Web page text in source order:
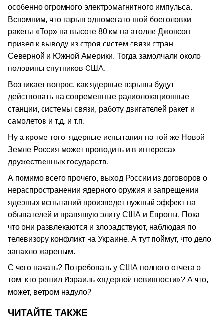
особенно огромного электромагнитного импульса.
Вспомним, что взрыв одномегатонной боеголовки
ракеты «Тор» на высоте 80 км на атолле Джонсон
привел к выводу из строя систем связи стран
Северной и Южной Америки. Тогда замолчали около
половины спутников США.
Возникает вопрос, как ядерные взрывы будут
действовать на современные радиолокационные
станции, системы связи, работу двигателей ракет и
самолетов и т.д. и т.п.
Ну а кроме того, ядерные испытания на той же Новой
Земле Россия может проводить и в интересах
дружественных государств.
А помимо всего прочего, выход России из договоров о
нераспространении ядерного оружия и запрещении
ядерных испытаний произведет нужный эффект на
обывателей и правящую элиту США и Европы. Пока
что они развлекаются и злорадствуют, наблюдая по
телевизору конфликт на Украине. А тут поймут, что дело
запахло жареным.
С чего начать? Потребовать у США полного отчета о
том, кто решил Израиль «ядерной невинности»? А что,
может, ветром надуло?
ЧИТАЙТЕ ТАКЖЕ